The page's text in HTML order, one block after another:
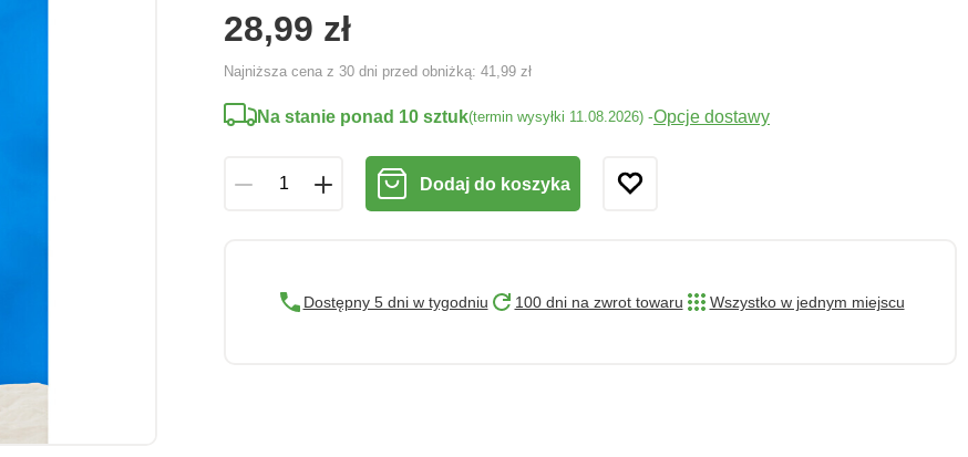
28,99 zł
Najniższa cena z 30 dni przed obniżką: 41,99 zł
Na stanie ponad 10 sztuk(termin wysyłki 11.08.2026) -Opcje dostawy
Dodaj do koszyka
Dostępny 5 dni w tygodniu 100 dni na zwrot towaru Wszystko w jednym miejscu